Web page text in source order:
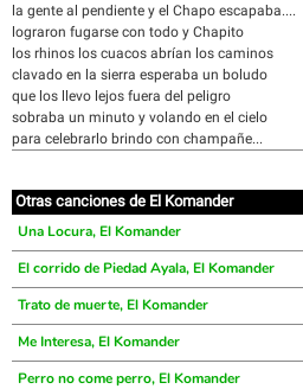
la gente al pendiente y el Chapo escapaba....
lograron fugarse con todo y Chapito
los rhinos los cuacos abrían los caminos
clavado en la sierra esperaba un boludo
que los llevo lejos fuera del peligro
sobraba un minuto y volando en el cielo
para celebrarlo brindo con champañe...
Otras canciones de El Komander
Una Locura, El Komander
El corrido de Piedad Ayala, El Komander
Trato de muerte, El Komander
Me Interesa, El Komander
Perro no come perro, El Komander